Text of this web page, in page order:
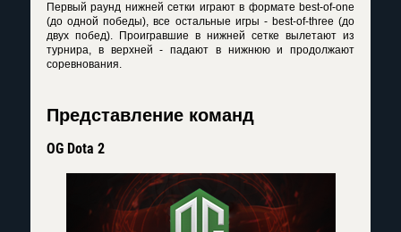
Первый раунд нижней сетки играют в формате best-of-one
(до одной победы), все остальные игры - best-of-three (до
двух побед). Проигравшие в нижней сетке вылетают из
турнира, в верхней - падают в нижнюю и продолжают
соревнования.
Представление команд
OG Dota 2